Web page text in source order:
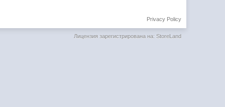
Privacy Policy
Лицензия зарегистрирована на: StoreLand